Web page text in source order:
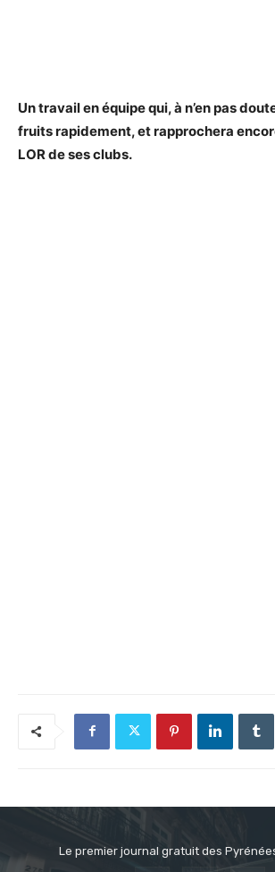
Un travail en équipe qui, à n’en pas
fruits rapidement, et rapprochera
LOR de ses clubs.
Le premier journal gratuit des